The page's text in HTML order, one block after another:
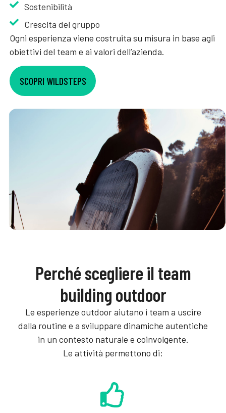
Sostenibilità
Crescita del gruppo
Ogni esperienza viene costruita su misura in base agli
obiettivi del team e ai valori dell’azienda.
SCOPRI WILDSTEPS
Perché scegliere il team
building outdoor
Le esperienze outdoor aiutano i team a uscire
dalla routine e a sviluppare dinamiche autentiche
in un contesto naturale e coinvolgente.
Le attività permettono di: